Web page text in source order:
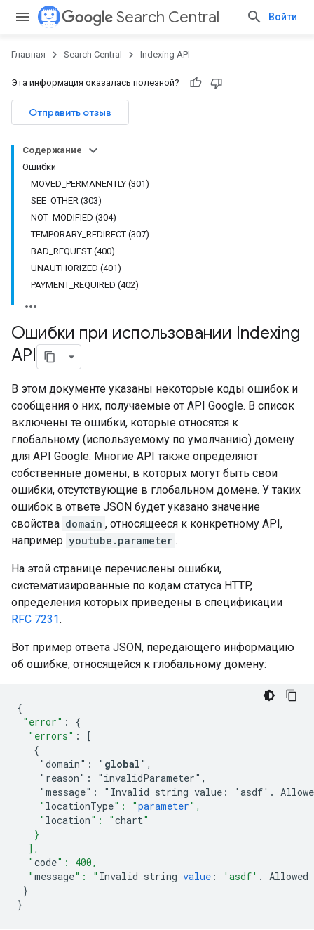
Search Central Войти
Главная Search Central Indexing API
Эта информация оказалась полезной?
Отправить отзыв
Содержание
Ошибки
MOVED_PERMANENTLY (301)
SEE_OTHER (303)
NOT_MODIFIED (304)
TEMPORARY_REDIRECT (307)
BAD_REQUEST (400)
UNAUTHORIZED (401)
PAYMENT_REQUIRED (402)
Ошибки при использовании Indexing
API
В этом документе указаны некоторые коды ошибок и
сообщения о них, получаемые от API Google. В список
включены те ошибки, которые относятся к
глобальному (используемому по умолчанию) домену
для API Google. Многие API также определяют
собственные домены, в которых могут быть свои
ошибки, отсутствующие в глобальном домене. У таких
ошибок в ответе JSON будет указано значение
свойства domain , относящееся к конкретному API,
например youtube.parameter .
На этой странице перечислены ошибки,
систематизированные по кодам статуса HTTP,
определения которых приведены в спецификации
RFC 7231.
Вот пример ответа JSON, передающего информацию
об ошибке, относящейся к глобальному домену:
{
"error" :
{
"errors" :
[
   {
    "domain": "
global",
    "reason": "invalidParameter",
"message": "Invalid string value: 'asdf'.
    "
locationType": "parameter",
    "
location": "chart"
   }
  ],
  "
code": 400,
  "
message": " Invalid string value : 'asdf' . Allowed
}
}